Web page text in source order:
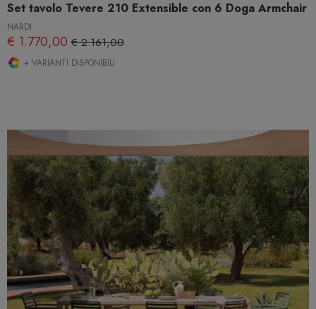
Set tavolo Tevere 210 Extensible con 6 Doga Armchair
NARDI
€ 1.770,00 € 2.161,00
+ VARIANTI DISPONIBILI